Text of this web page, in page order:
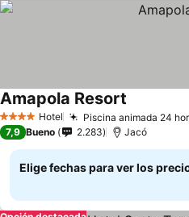
4 EstrellasHotel Piscina animada 24
Amapola Resort
7,9 Bueno 2.283 Jacó
Elige fechas para ver los